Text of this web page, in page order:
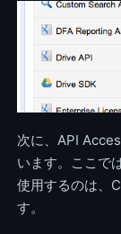
次に、API
います。ここで
使用するのは、
す。